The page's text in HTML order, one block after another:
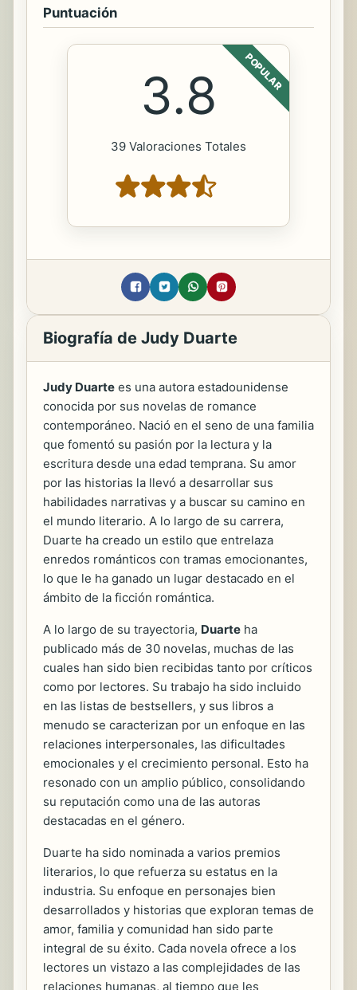
Puntuación
POPULAR
3.8
39 Valoraciones Totales
Biografía de Judy Duarte
Judy Duarte es una autora estadounidense
conocida por sus novelas de romance
contemporáneo. Nació en el seno de una familia
que fomentó su pasión por la lectura y la
escritura desde una edad temprana. Su amor
por las historias la llevó a desarrollar sus
habilidades narrativas y a buscar su camino en
el mundo literario. A lo largo de su carrera,
Duarte ha creado un estilo que entrelaza
enredos románticos con tramas emocionantes,
lo que le ha ganado un lugar destacado en el
ámbito de la ficción romántica.
A lo largo de su trayectoria, Duarte ha
publicado más de 30 novelas, muchas de las
cuales han sido bien recibidas tanto por críticos
como por lectores. Su trabajo ha sido incluido
en las listas de bestsellers, y sus libros a
menudo se caracterizan por un enfoque en las
relaciones interpersonales, las dificultades
emocionales y el crecimiento personal. Esto ha
resonado con un amplio público, consolidando
su reputación como una de las autoras
destacadas en el género.
Duarte ha sido nominada a varios premios
literarios, lo que refuerza su estatus en la
industria. Su enfoque en personajes bien
desarrollados y historias que exploran temas de
amor, familia y comunidad han sido parte
integral de su éxito. Cada novela ofrece a los
lectores un vistazo a las complejidades de las
relaciones humanas, al tiempo que les